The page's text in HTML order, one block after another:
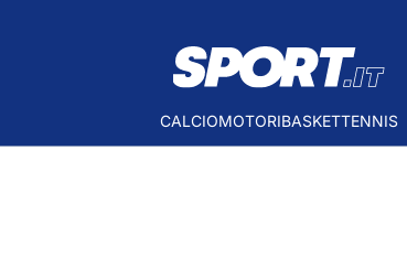
CALCIOMOTORIBASKETTENNIS